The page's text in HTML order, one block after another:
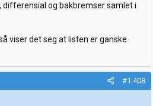
differensial og bakbremser samlet i
viser det seg at listen er ganske
#1.408